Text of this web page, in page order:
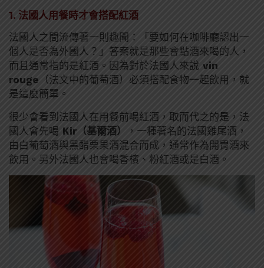
1. 法國人用餐時才會搭配紅酒
法國人之間流傳著一則趣聞：「要如何在咖啡廳認出一
個人是否為外國人？」答案就是那些會點酒來喝的人，
而且通常指的是紅酒。因為對於法國人來說 vin
rouge （法文中的葡萄酒）必須搭配食物一起飲用，就
是這麼簡單。
很少會看到法國人在用餐前喝紅酒，取而代之的是，法
國人會先喝 Kir（基爾酒）
，一種著名的法國雞尾酒，
由白葡萄酒與黑醋栗果酒混合而成，通常作為開胃酒來
飲用。另外法國人也會喝香檳、粉紅酒或是白酒。